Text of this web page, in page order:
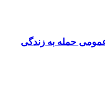
حمله به زندگی